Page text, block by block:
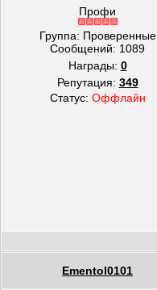
Профи
Группа: Проверенные
Сообщений: 1089
Награды: 0
Репутация: 349
Статус: Оффлайн
Ementol0101